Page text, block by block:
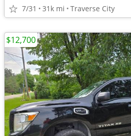
7/31 31k mi Traverse City
$12,700